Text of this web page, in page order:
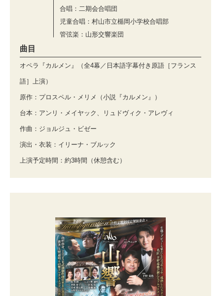
合唱：二期会合唱団
児童合唱：村⼭市⽴楯岡⼩学校合唱部
管弦楽：山形交響楽団
曲目
オペラ『カルメン』（全4幕／日本語字幕付き原語［フランス
語］上演）
原作：プロスペル・メリメ（小説『カルメン』）
台本：アンリ・メイヤック、リュドヴィク・アレヴィ
作曲：ジョルジュ・ビゼー
演出・衣装：イリーナ・ブルック
上演予定時間：約3時間（休憩含む）